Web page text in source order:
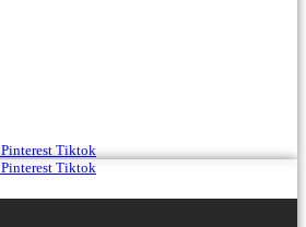
Pinterest Tiktok
Pinterest Tiktok